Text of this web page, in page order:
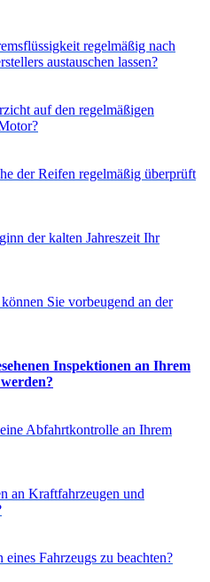
regelmäßig nach
austauschen lassen?
auf den regelmäßigen
der Reifen regelmäßig überprüft
der kalten Jahreszeit Ihr
Sie vorbeugend an der
Inspektionen an Ihrem
Abfahrtkontrolle an Ihrem
an Kraftfahrzeugen und
Fahrzeugs zu beachten?